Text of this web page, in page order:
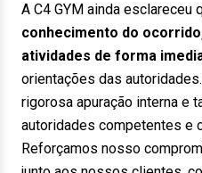
A C4 GYM ainda esclareceu
conhecimento do
atividades de forma
orientações das
rigorosa apuração interna e
autoridades competentes e
Reforçamos nosso